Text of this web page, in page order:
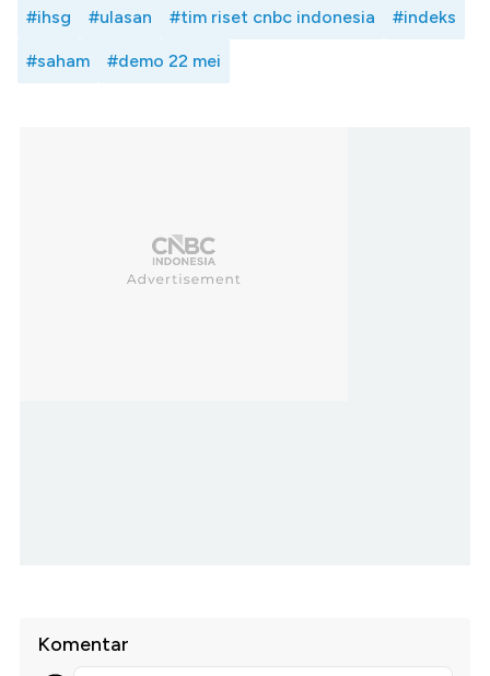
#ihsg #ulasan #tim riset cnbc indonesia #indeks
#saham #demo 22 mei
Komentar